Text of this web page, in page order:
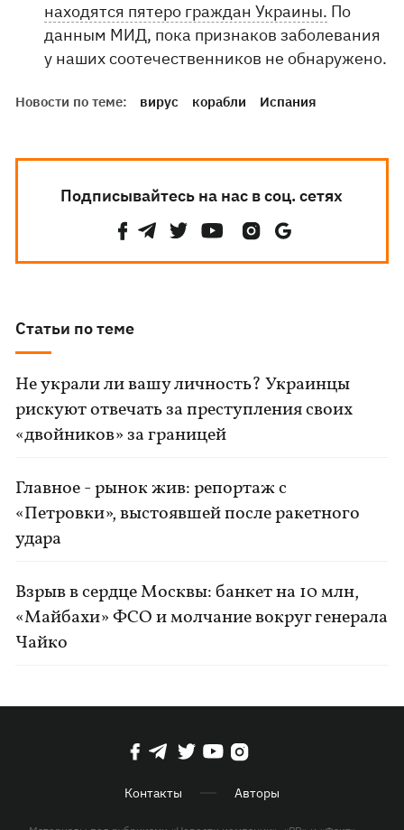
находятся пятеро граждан Украины. По
данным МИД, пока признаков заболевания
у наших соотечественников не обнаружено.
Новости по теме: вирус корабли Испания
Подписывайтесь на нас в соц. сетях
Статьи по теме
Не украли ли вашу личность? Украинцы
рискуют отвечать за преступления своих
«двойников» за границей
Главное - рынок жив: репортаж с
«Петровки», выстоявшей после ракетного
удара
Взрыв в сердце Москвы: банкет на 10 млн,
«Майбахи» ФСО и молчание вокруг генерала
Чайко
Контакты Авторы